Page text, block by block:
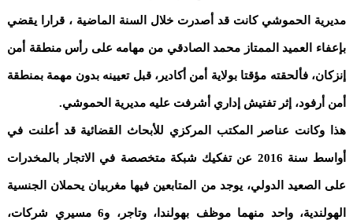
مديرية الحموشي كانت قد أصدرت خلال السنة الماضية ، قرارا يقضي
بإعفاء العميد الممتاز محمد الصادقي من مهامه على رأس منطقة أمن
إنزكان، فألحقته مؤقتا بولاية أمن أكادير، قبل تعيينه بدون مهمة بمنطقة
أمن أرفود، إثر تفتيش إداري أشرفت عليه مديرية الحموشي.
هذا وكانت عناصر المكتب المركزي للأبحاث القضائية قد أعلنت في
أواسط سنة 2016 عن تفكيك شبكة متخصصة في الاتجار بالمخدرات
على الصعيد الدولي، يوجد من المتابعين فيها مغربيان يحملان الجنسية
الهولندية، واحد منهما موظف بهولندا، وتاجر، و6 مسيري شركات،